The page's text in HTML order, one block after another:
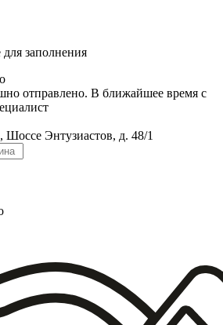
заполнения
отправлено. В ближайшее время с
Шоссе Энтузиастов, д. 48/1